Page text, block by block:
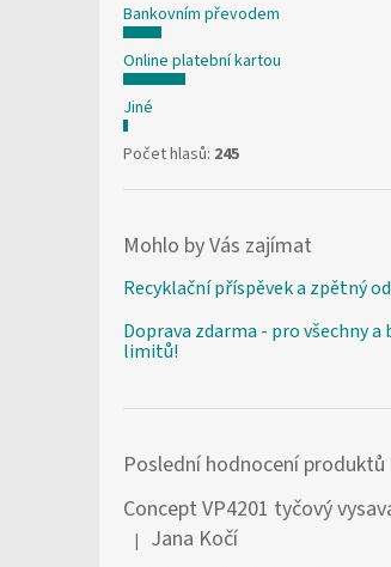
Bankovním převodem
Online platební kartou
Jiné
Počet hlasů: 245
Mohlo by Vás zajímat
Recyklační příspěvek a zpětný
Doprava zdarma - pro všechny a
limitů!
Poslední hodnocení produktů
Hodnocení produktu je 5 z 5 hvězdiček.
| Jana Kočí